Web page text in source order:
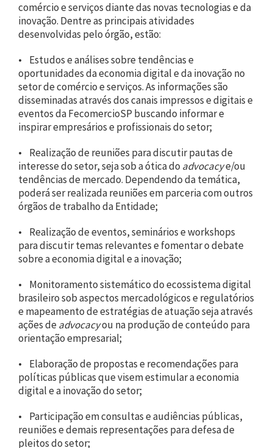
comércio e serviços diante das novas tecnologias e da
inovação. Dentre as principais atividades
desenvolvidas pelo órgão, estão:
• Estudos e análises sobre tendências e
oportunidades da economia digital e da inovação no
setor de comércio e serviços. As informações são
disseminadas através dos canais impressos e digitais e
eventos da FecomercioSP buscando informar e
inspirar empresários e profissionais do setor;
• Realização de reuniões para discutir pautas de
interesse do setor, seja sob a ótica do advocacye/ou
tendências de mercado. Dependendo da temática,
poderá ser realizada reuniões em parceria com outros
órgãos de trabalho da Entidade;
• Realização de eventos, seminários e workshops
para discutir temas relevantes e fomentar o debate
sobre a economia digital e a inovação;
• Monitoramento sistemático do ecossistema digital
brasileiro sob aspectos mercadológicos e regulatórios
e mapeamento de estratégias de atuação seja através
ações deadvocacyou na produção de conteúdo para
orientação empresarial;
• Elaboração de propostas e recomendações para
políticas públicas que visem estimular a economia
digital e a inovação do setor;
• Participação em consultas e audiências públicas,
reuniões e demais representações para defesa de
pleitos do setor;